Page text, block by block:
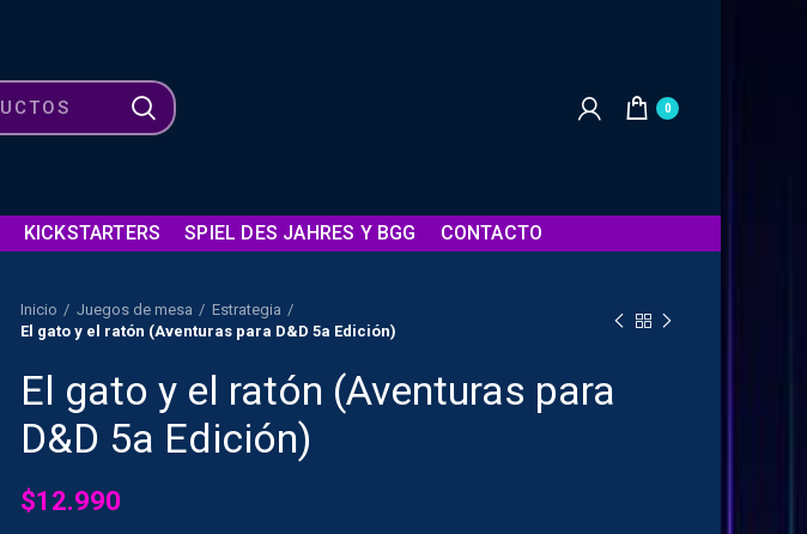
0
KICKSTARTERS SPIEL DES JAHRES Y BGG CONTACTO
Inicio Juegos de mesa
Estrategia
El gato y el ratón (Aventuras para D&D 5a Edición)
El gato y el ratón (Aventuras para
D&D 5a Edición)
$12.990